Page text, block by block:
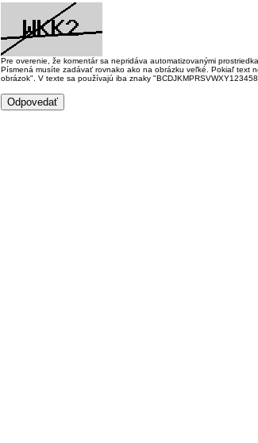
Pre overenie, že komentár sa nepridáva automatizovanými
Písmená musíte zadávať rovnako ako na obrázku veľké. Pokiaľ text
obrázok". V texte sa používajú iba znaky